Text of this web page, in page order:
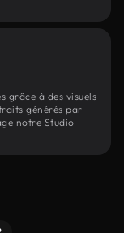
grâce à des visuels
générés par
notre Studio